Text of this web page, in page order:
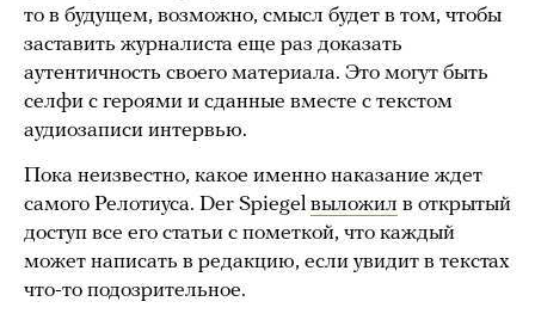
то в будущем, возможно, смысл будет в том, чтобы
заставить журналиста еще раз доказать
аутентичность своего материала. Это могут быть
селфи с героями и сданные вместе с текстом
аудиозаписи интервью.
Пока неизвестно, какое именно наказание ждет
самого Релотиуса. Der Spiegel выложил в открытый
доступ все его статьи с пометкой, что каждый
может написать в редакцию, если увидит в текстах
что-то подозрительное.